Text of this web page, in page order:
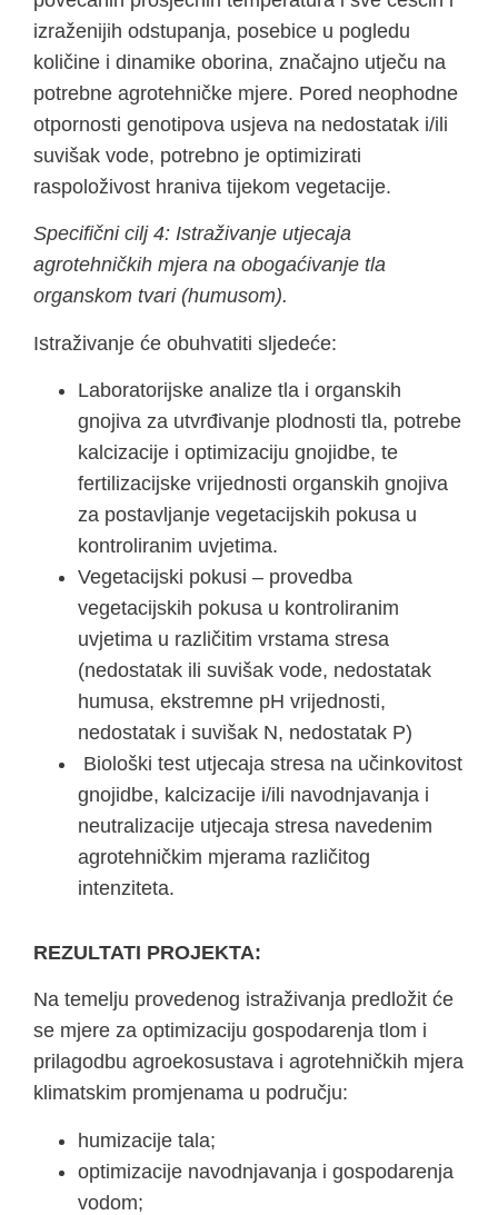
izraženijih odstupanja, posebice u pogledu
količine i dinamike oborina, značajno utječu na
potrebne agrotehničke mjere. Pored neophodne
otpornosti genotipova usjeva na nedostatak i/ili
suvišak vode, potrebno je optimizirati
raspoloživost hraniva tijekom vegetacije.
Specifični cilj 4: Istraživanje utjecaja
agrotehničkih mjera na obogaćivanje tla
organskom tvari (humusom).
Istraživanje će obuhvatiti sljedeće:
Laboratorijske analize tla i organskih
gnojiva za utvrđivanje plodnosti tla, potrebe
kalcizacije i optimizaciju gnojidbe, te
fertilizacijske vrijednosti organskih gnojiva
za postavljanje vegetacijskih pokusa u
kontroliranim uvjetima.
Vegetacijski pokusi – provedba
vegetacijskih pokusa u kontroliranim
uvjetima u različitim vrstama stresa
(nedostatak ili suvišak vode, nedostatak
humusa, ekstremne pH vrijednosti,
nedostatak i suvišak N, nedostatak P)
Biološki test utjecaja stresa na učinkovitost
gnojidbe, kalcizacije i/ili navodnjavanja i
neutralizacije utjecaja stresa navedenim
agrotehničkim mjerama različitog
intenziteta.
REZULTATI PROJEKTA:
Na temelju provedenog istraživanja predložit će
se mjere za optimizaciju gospodarenja tlom i
prilagodbu agroekosustava i agrotehničkih mjera
klimatskim promjenama u području:
humizacije tala;
optimizacije navodnjavanja i gospodarenja
vodom;